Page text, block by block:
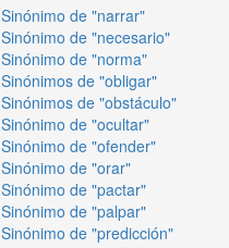
Sinónimo de "narrar"
Sinónimo de "necesario"
Sinónimo de "norma"
Sinónimos de "obligar"
Sinónimos de "obstáculo"
Sinónimo de "ocultar"
Sinónimo de "ofender"
Sinónimo de "orar"
Sinónimo de "pactar"
Sinónimo de "palpar"
Sinónimo de "predicción"